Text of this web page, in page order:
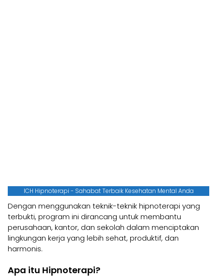
ICH Hipnoterapi - Sahabat Terbaik Kesehatan Mental Anda
Dengan menggunakan teknik-teknik hipnoterapi yang
terbukti, program ini dirancang untuk membantu
perusahaan, kantor, dan sekolah dalam menciptakan
lingkungan kerja yang lebih sehat, produktif, dan
harmonis.
Apa itu Hipnoterapi?